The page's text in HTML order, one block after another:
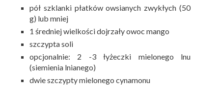
pół szklanki płatków owsianych zwykłych (50
g) lub mniej
1 średniej wielkości dojrzały owoc mango
szczypta soli
opcjonalnie: 2 -3 łyżeczki mielonego lnu
(siemienia lnianego)
dwie szczypty mielonego cynamonu